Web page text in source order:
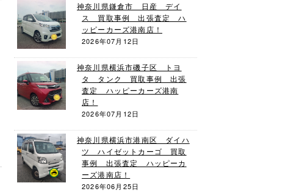
神奈川県鎌倉市 日産 デイ
ス 買取事例 出張査定 ハ
ッピーカーズ港南店！
2026年07月12日
神奈川県横浜市磯子区 トヨ
タ タンク 買取事例 出張
査定 ハッピーカーズ港南
店！
2026年07月12日
神奈川県横浜市港南区 ダイハ
ツ ハイゼットカーゴ 買取
事例 出張査定 ハッピーカ
ーズ港南店！
2026年06月25日